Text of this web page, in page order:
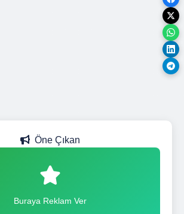
Öne Çıkan
Buraya Reklam Ver